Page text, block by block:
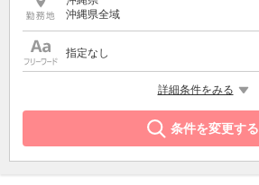
沖縄県全域
指定なし
詳細条件をみる
条件を変更する